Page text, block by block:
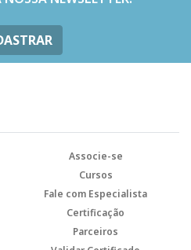
Associe-se
Cursos
Fale com Especialista
Certificação
Parceiros